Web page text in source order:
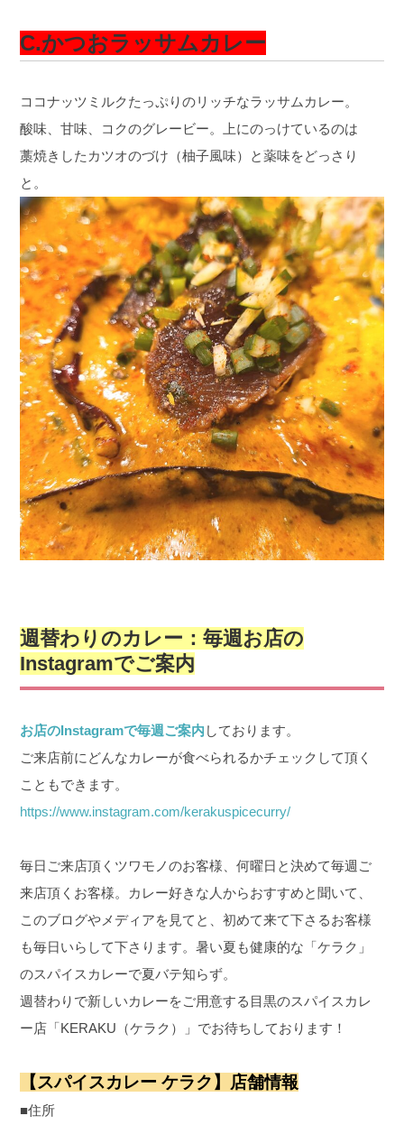
C.かつおラッサムカレー
ココナッツミルクたっぷりのリッチなラッサムカレー。
酸味、甘味、コクのグレービー。上にのっけているのは
藁焼きしたカツオのづけ（柚子風味）と薬味をどっさり
と。
週替わりのカレー：毎週お店の
Instagramでご案内
お店のInstagramで毎週ご案内 しております。
ご来店前にどんなカレーが食べられるかチェックして頂く
こともできます。
https://www.instagram.com/kerakuspicecurry/
毎日ご来店頂くツワモノのお客様、何曜日と決めて毎週ご
来店頂くお客様。カレー好きな人からおすすめと聞いて、
このブログやメディアを見てと、初めて来て下さるお客様
も毎日いらして下さります。暑い夏も健康的な「ケラク」
のスパイスカレーで夏バテ知らず。
週替わりで新しいカレーをご用意する目黒のスパイスカレ
ー店「KERAKU（ケラク）」でお待ちしております！
【スパイスカレー ケラク】店舗情報
■住所